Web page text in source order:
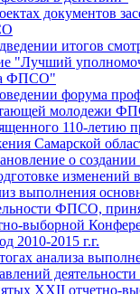
документов
итогов
"Лучший
ФПСО"
форума
молодежи
110-летию
Самарской
о
выполнения
ФПСО,
выборной
2010-2015 г.г.
анализа
XXII отчетно-